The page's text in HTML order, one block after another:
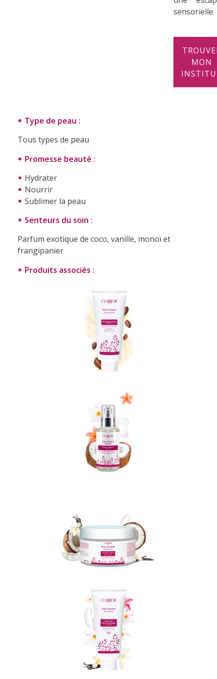
sensorielle.
MON
Type de peau :
Tous types de peau
Promesse beauté :
Hydrater
Nourrir
Sublimer la peau
Senteurs du soin :
Parfum exotique de coco, vanille, monoï et
frangipanier
Produits associés :